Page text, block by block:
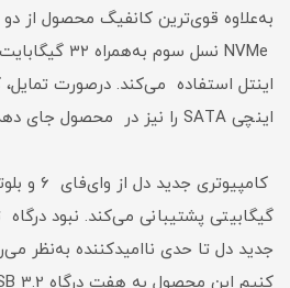
به‌علاوه قوی‌ترین کانفیگ محصول از
اینچی SATA را نیز در محصول جای دهد.
جدید دل تا حدی ناامیدکننده به‌نظر